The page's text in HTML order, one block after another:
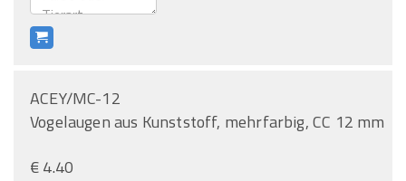
ACEY/MC-12
Vogelaugen aus Kunststoff, mehrfarbig, CC 12 mm
€ 4.40